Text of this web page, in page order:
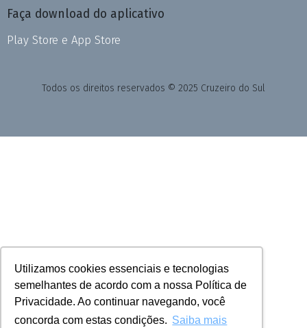
Utilizamos cookies essenciais e tecnologias
semelhantes de acordo com a nossa Política de
Privacidade. Ao continuar navegando, você
concorda com estas condições. Saiba mais
Faça download do aplicativo
Play Store e App Store
Todos os direitos reservados © 2025 Cruzeiro do Sul